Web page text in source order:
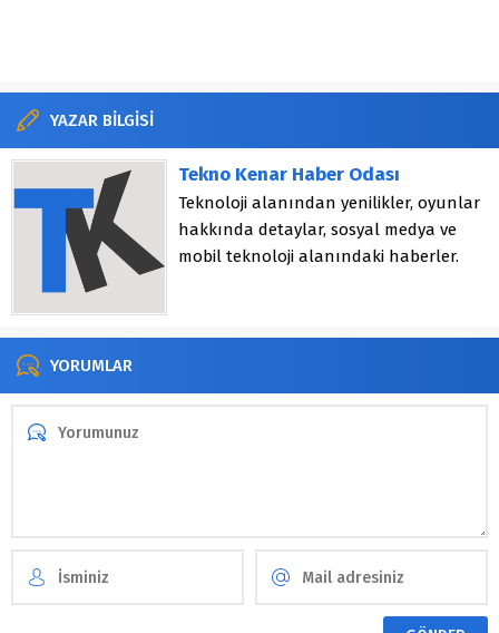
YAZAR BİLGİSİ
Tekno Kenar Haber Odası
Teknoloji alanından yenilikler, oyunlar
hakkında detaylar, sosyal medya ve
mobil teknoloji alanındaki haberler.
YORUMLAR